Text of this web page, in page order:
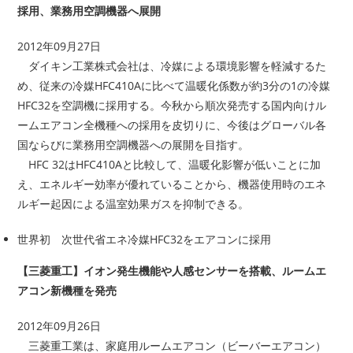
採用、業務用空調機器へ展開
2012年09月27日
ダイキン工業株式会社は、冷媒による環境影響を軽減するた
め、従来の冷媒HFC410Aに比べて温暖化係数が約3分の1の冷媒
HFC32を空調機に採用する。今秋から順次発売する国内向けル
ームエアコン全機種への採用を皮切りに、今後はグローバル各
国ならびに業務用空調機器への展開を目指す。
HFC 32はHFC410Aと比較して、温暖化影響が低いことに加
え、エネルギー効率が優れていることから、機器使用時のエネ
ルギー起因による温室効果ガスを抑制できる。
世界初 次世代省エネ冷媒HFC32をエアコンに採用
【三菱重工】イオン発生機能や人感センサーを搭載、ルームエ
アコン新機種を発売
2012年09月26日
三菱重工業は、家庭用ルームエアコン（ビーバーエアコン）